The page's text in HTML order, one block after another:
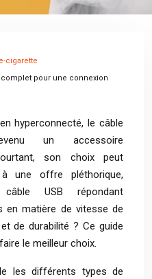
cigarette
pour une connexion
hyperconnecté, le câble
un accessoire
son choix peut
à une offre pléthorique,
USB répondant
en matière de vitesse de
de durabilité ? Ce guide
le meilleur choix.
les différents types de